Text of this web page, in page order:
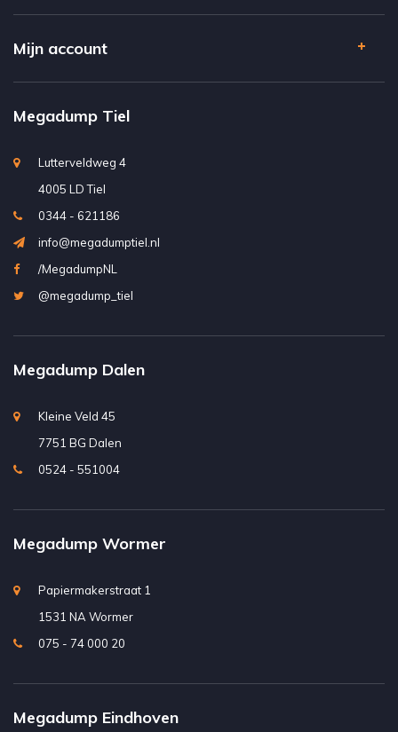
Mijn account
Megadump Tiel
Lutterveldweg 4
4005 LD Tiel
0344 - 621186
info@megadumptiel.nl
/MegadumpNL
@megadump_tiel
Megadump Dalen
Kleine Veld 45
7751 BG Dalen
0524 - 551004
Megadump Wormer
Papiermakerstraat 1
1531 NA Wormer
075 - 74 000 20
Megadump Eindhoven